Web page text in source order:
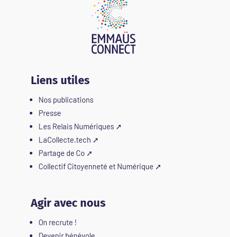
Liens utiles
Nos publications
Presse
Les Relais Numériques➚
LaCollecte.tech ➚
Partage de Co➚
Collectif Citoyenneté et Numérique ➚
Agir avec nous
On recrute !